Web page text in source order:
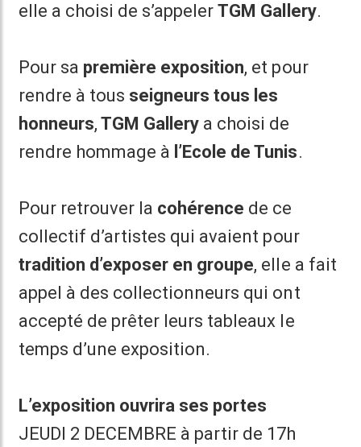
elle a choisi de s’appelerTGM Gallery.
Pour sa première exposition, et pour
rendre à tous seigneurs tous les
honneurs, TGM Gallery a choisi de
rendre hommage à l’Ecole de Tunis.
Pour retrouver la cohérence de ce
collectif d’artistes qui avaient pour
tradition d’exposer en groupe, elle a fait
appel à des collectionneurs qui ont
accepté de prêter leurs tableaux le
temps d’une exposition.
L’exposition ouvrira ses portes
JEUDI 2 DECEMBRE à partir de 17h